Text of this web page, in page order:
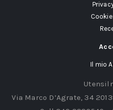
Il mio
Via Marco D’Agrate, 34